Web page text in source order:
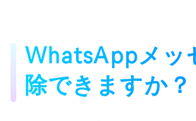
WhatsAppメッ
除できますか？